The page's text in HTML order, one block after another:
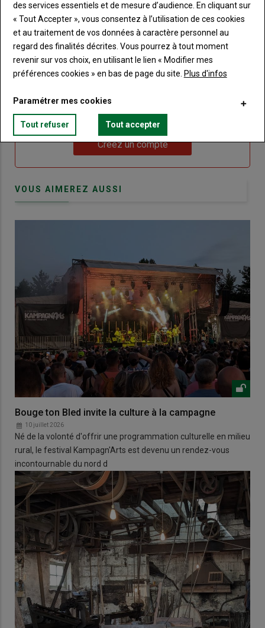
de
passe"
me
connecte"
Sous-
titre
Vous n'êtes pas abonné(e)
TITRE CRÉEZ UN COMPTE
compte pour accéder à tout Terre de
Touraine.
Lien Créez un compte
VOUS AIMEREZ AUSSI
Bouge ton Bled invite la culture à la campagne
10 juillet 2026
Né de la volonté d'offrir une programmation culturelle en milieu
rural, le festival Kampagn'Arts est devenu un rendez-vous
incontournable du nord d
des services essentiels et de mesure d’audience. En cliquant sur
« Tout Accepter », vous consentez à l’utilisation de ces cookies
et au traitement de vos données à caractère personnel au
regard des finalités décrites. Vous pourrez à tout moment
revenir sur vos choix, en utilisant le lien « Modifier mes
préférences cookies » en bas de page du site. Plus d'infos
Paramétrer mes cookies
Tout refuser Tout accepter